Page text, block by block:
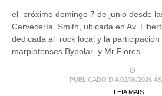
el próximo domingo 7 de junio desde
Cervecería Smith, ubicada en Av.
dedicada al rock local y la participación
marplatenses Bypolar y Mr Flores.
PUBLICADO DIA 02/06/2026
LEIA MAIS ...